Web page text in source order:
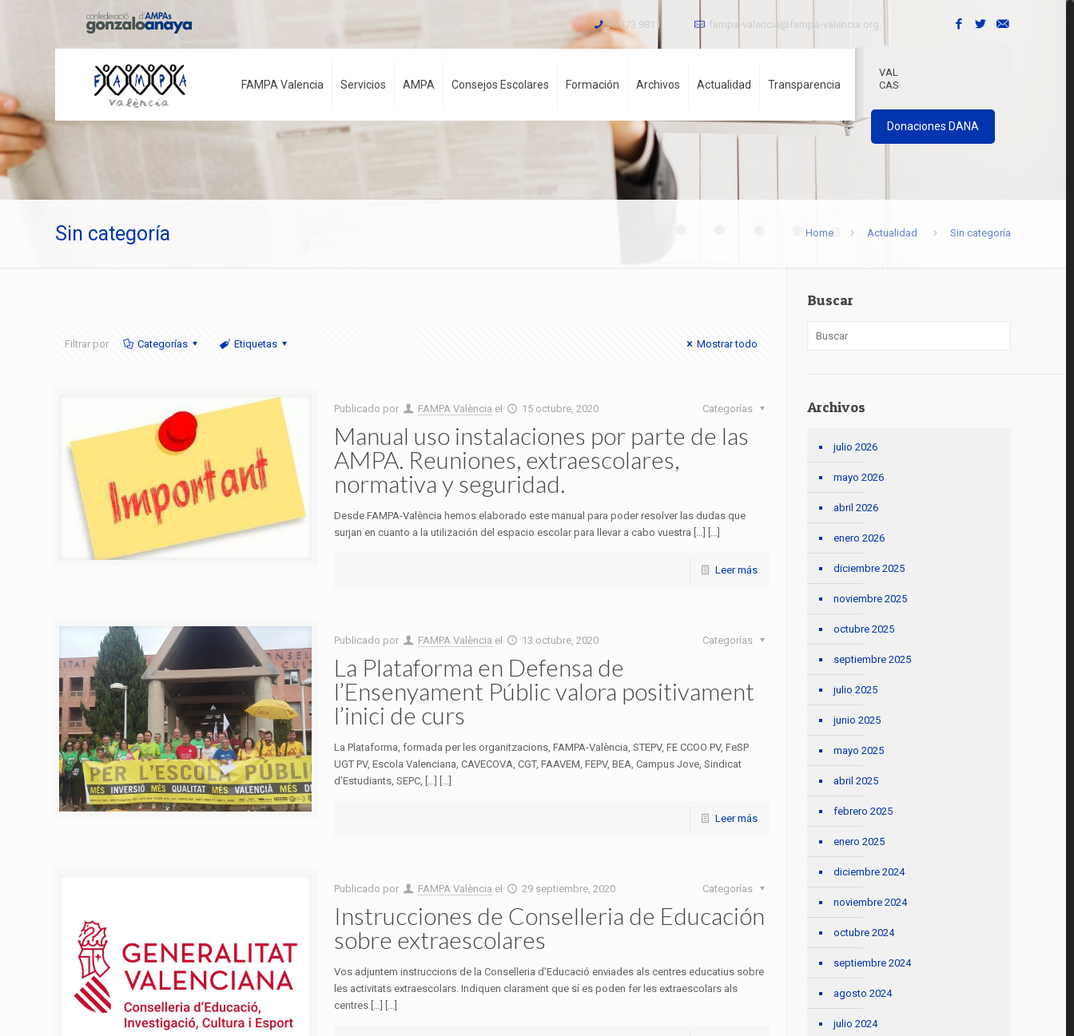
96 373 9811 fampa-valencia@fampa-valencia.org
FAMPA Valencia Servicios AMPA Consejos Escolares Formación Archivos Actualidad Transparencia
VAL
CAS
Donaciones DANA
Sin categoría Home Actualidad Sin categoría
Filtrar por Categorías Etiquetas Mostrar todo
Publicado por FAMPA València el 15 octubre, 2020 Categorías
Manual uso instalaciones por parte de las
AMPA. Reuniones, extraescolares,
normativa y seguridad.
Desde FAMPA-València hemos elaborado este manual para poder resolver las dudas que
surjan en cuanto a la utilización del espacio escolar para llevar a cabo vuestra […] [...]
Leer más
Publicado por FAMPA València el 13 octubre, 2020 Categorías
La Plataforma en Defensa de
l’Ensenyament Públic valora positivament
l’inici de curs
La Plataforma, formada per les organitzacions, FAMPA-València, STEPV, FE CCOO PV, FeSP
UGT PV, Escola Valenciana, CAVECOVA, CGT, FAAVEM, FEPV, BEA, Campus Jove, Sindicat
d’Estudiants, SEPC, […] [...]
Leer más
Publicado por FAMPA València el 29 septiembre, 2020 Categorías
Instrucciones de Conselleria de Educación
sobre extraescolares
Vos adjuntem instruccions de la Conselleria d’Educació enviades als centres educatius sobre
les activitats extraescolars. Indiquen clarament que sí es poden fer les extraescolars als
centres […] [...]
Buscar
Archivos
julio 2026
mayo 2026
abril 2026
enero 2026
diciembre 2025
noviembre 2025
octubre 2025
septiembre 2025
julio 2025
junio 2025
mayo 2025
abril 2025
febrero 2025
enero 2025
diciembre 2024
noviembre 2024
octubre 2024
septiembre 2024
agosto 2024
julio 2024